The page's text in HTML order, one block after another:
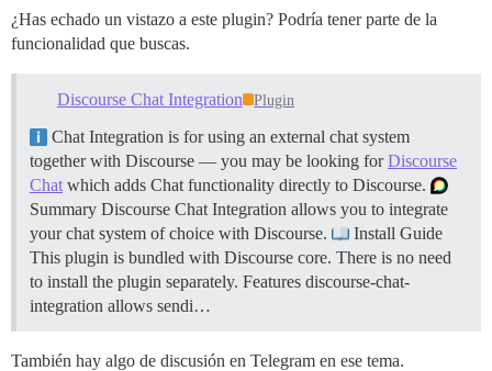
¿Has echado un vistazo a este plugin? Podría tener parte de la
funcionalidad que buscas.
Discourse Chat Integration Plugin
Chat Integration is for using an external chat system
together with Discourse — you may be looking forDiscourse
Chat which adds Chat functionality directly to Discourse.
Summary Discourse Chat Integration allows you to integrate
your chat system of choice with Discourse.
Install Guide
This plugin is bundled with Discourse core. There is no need
to install the plugin separately. Features discourse-chat-
integration allows sendi…
También hay algo de discusión en Telegram en ese tema.